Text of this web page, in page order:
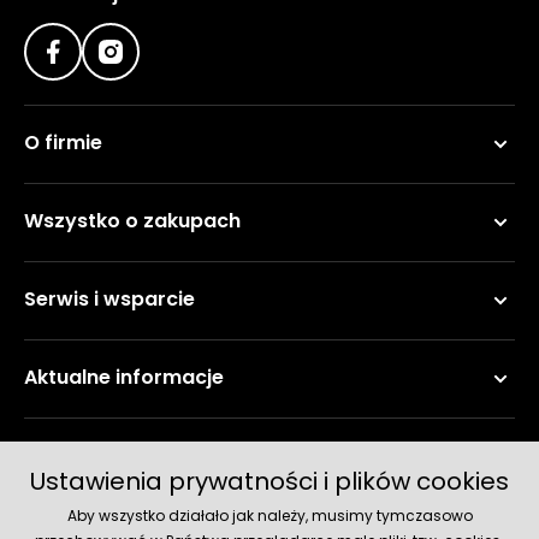
roślin
Szklarnie
ogrodowe
foliowe
Tunele
ogrodowe
Kompostowniki
ogrodowe
Narzędzia
ogrodnicze
Akcesoria
ogrodowe
O firmie
Wszystko o zakupach
Serwis i wsparcie
Aktualne informacje
Ustawienia prywatności i plików cookies
Aby wszystko działało jak należy, musimy tymczasowo